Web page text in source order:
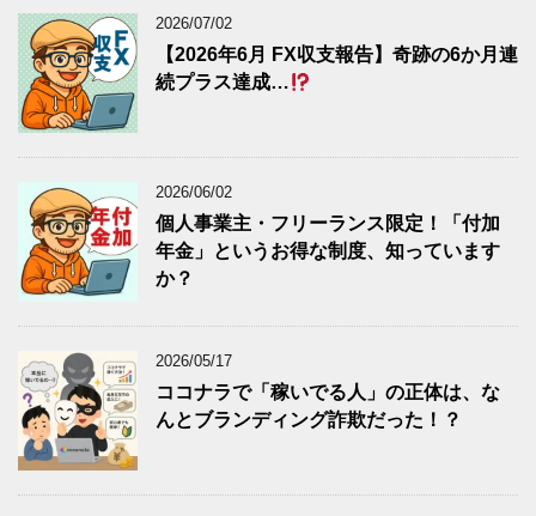
2026/07/02
【2026年6月 FX収支報告】奇跡の6か月連
続プラス達成…
2026/06/02
個人事業主・フリーランス限定！「付加
年金」というお得な制度、知っています
か？
2026/05/17
ココナラで「稼いでる人」の正体は、な
んとブランディング詐欺だった！？